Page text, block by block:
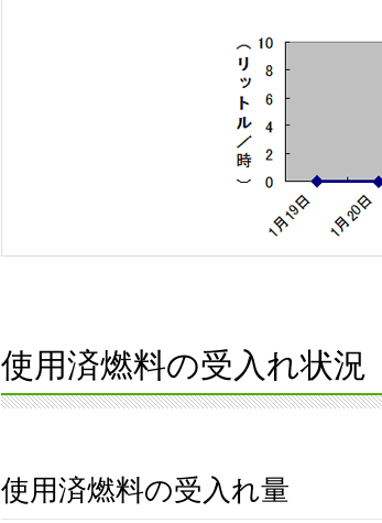
使用済燃料の受入れ状況
使用済燃料の受入れ量